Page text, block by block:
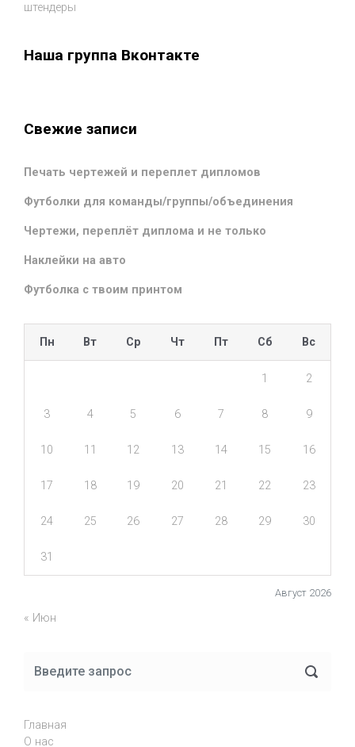
штендеры
Наша группа Вконтакте
Свежие записи
Печать чертежей и переплет дипломов
Футболки для команды/группы/объединения
Чертежи, переплёт диплома и не только
Наклейки на авто
Футболка с твоим принтом
Август 2026
Пн Вт Ср Чт Пт Сб Вс
1 2
3 4 5 6 7 8 9
10 11 12 13 14 15 16
17 18 19 20 21 22 23
24 25 26 27 28 29 30
31
« Июн
Главная
О нас